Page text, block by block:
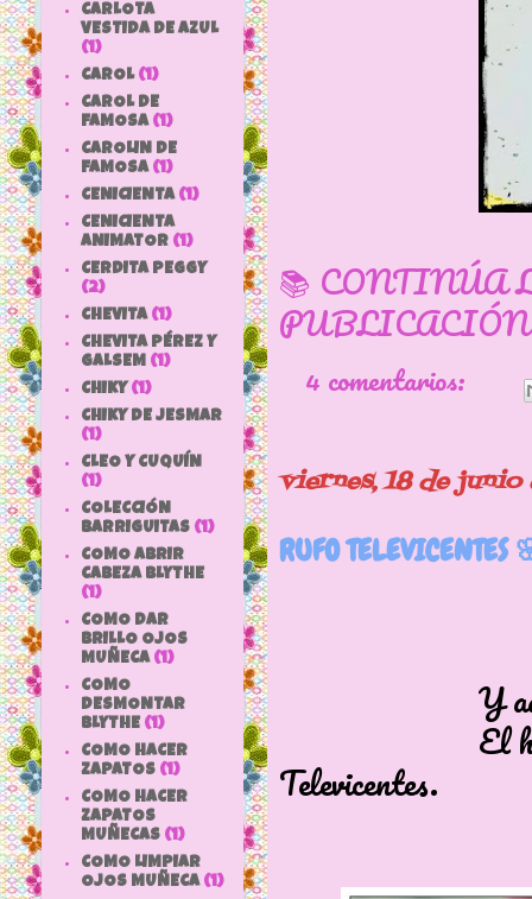
📚 CONTINÚA
4 comentarios:
viernes, 18 de junio
RUFO TELEVICENTES
Y aquí
El hermano
Televicentes.
CARLOTA
VESTIDA DE AZUL
(1)
CAROL (1)
CAROL DE
FAMOSA (1)
CAROLIN DE
FAMOSA (1)
CENICIENTA (1)
CENICIENTA
ANIMATOR (1)
CERDITA PEGGY
(2)
CHEVITA (1)
CHEVITA PÉREZ Y
GALSEM (1)
CHIKY (1)
CHIKY DE JESMAR
(1)
CLEO Y CUQUÍN
(1)
COLECCIÓN
BARRIGUITAS (1)
COMO ABRIR
CABEZA BLYTHE
(1)
COMO DAR
BRILLO OJOS
MUÑECA (1)
COMO
DESMONTAR
BLYTHE (1)
COMO HACER
ZAPATOS (1)
COMO HACER
ZAPATOS
MUÑECAS (1)
COMO LIMPIAR
OJOS MUÑECA (1)